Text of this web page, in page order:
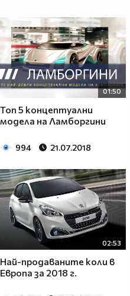
01:50
Топ 5 концептуални
модела на Ламборгини
994 21.07.2018
02:53
Най-продаваните коли в
Европа за 2018 г.